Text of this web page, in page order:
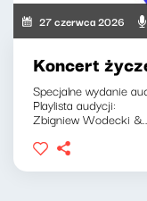
27 czerwca 2026
Koncert
Specjalne wydanie
Playlista audycji:
Zbigniew Wodecki